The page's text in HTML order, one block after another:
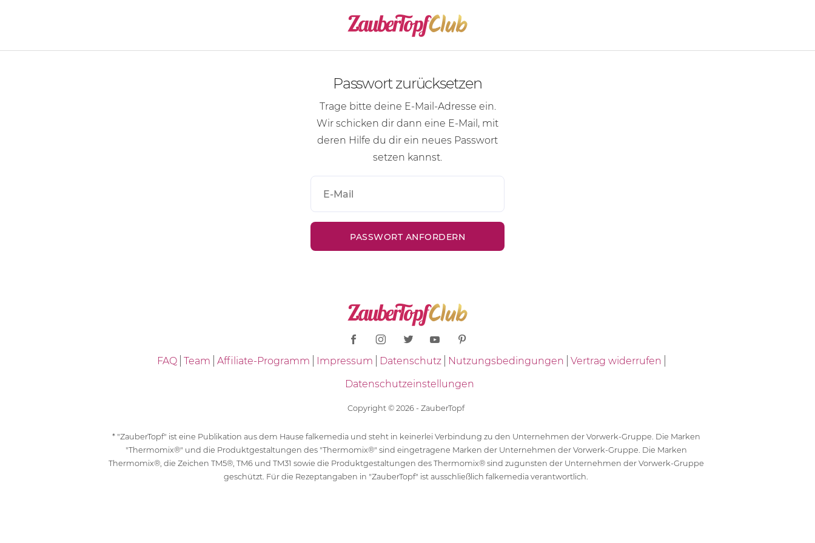
Passwort zurücksetzen
Trage bitte deine E-Mail-Adresse ein.
Wir schicken dir dann eine E-Mail , mit
deren Hilfe du dir ein neues Passwort
setzen kannst.
FAQ Team Affiliate-Programm Impressum Datenschutz Nutzungsbedingungen
Vertrag widerrufen
Datenschutzeinstellungen
Copyright © 2026 - ZauberTopf
* "ZauberTopf" ist eine Publikation aus dem Hause falkemedia und steht in keinerlei Verbindung zu den Unternehmen der Vorwerk-Gruppe. Die Marken
"Thermomix®" und die Produktgestaltungen des "Thermomix®" sind eingetragene Marken der Unternehmen der Vorwerk-Gruppe. Die Marken
Thermomix®, die Zeichen TM5®, TM6 und TM31 sowie die Produktgestaltungen des Thermomix® sind zugunsten der Unternehmen der Vorwerk-Gruppe
geschützt. Für die Rezeptangaben in "ZauberTopf" ist ausschließlich falkemedia verantwortlich.